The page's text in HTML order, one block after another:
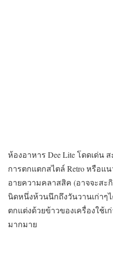
ห้องอาหาร Dee Lite โดดเด่น
การตกแตกสไตล์ Retro หรือแ
อายความคลาสสิค (อาจจะสะ
นิดหนึ่งห้วนนึกถึงวันวานเก่าๆ
ตกแต่งด้วยข้าวของเครื่องใช้เ
มากมาย